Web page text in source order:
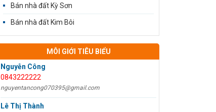
Bán nhà đất Kỳ Sơn
Bán nhà đất Kim Bôi
MÔI GIỚI TIÊU BIỂU
Nguyễn Công
0843222222
nguyentancong070395@gmail.com
Lê Thị Thành